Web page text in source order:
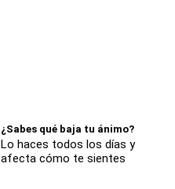
¿Sabes qué baja tu ánimo?
Lo haces todos los días y
afecta cómo te sientes